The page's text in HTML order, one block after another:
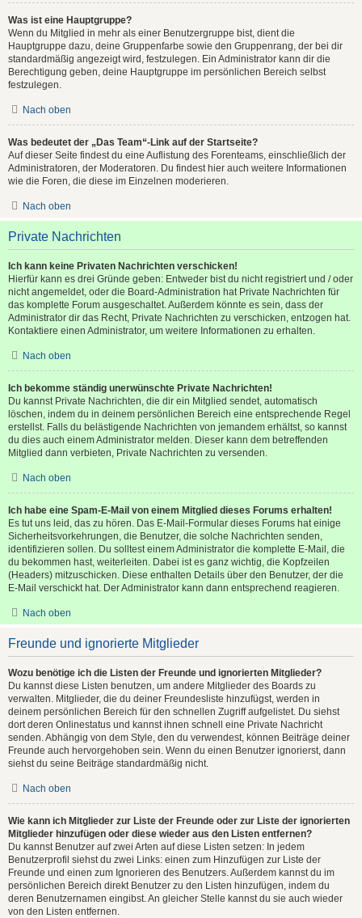
Was ist eine Hauptgruppe?
Wenn du Mitglied in mehr als einer Benutzergruppe bist, dient die
Hauptgruppe dazu, deine Gruppenfarbe sowie den Gruppenrang, der bei dir
standardmäßig angezeigt wird, festzulegen. Ein Administrator kann dir die
Berechtigung geben, deine Hauptgruppe im persönlichen Bereich selbst
festzulegen.
Nach oben
Was bedeutet der „Das Team“-Link auf der Startseite?
Auf dieser Seite findest du eine Auflistung des Forenteams, einschließlich der
Administratoren, der Moderatoren. Du findest hier auch weitere Informationen
wie die Foren, die diese im Einzelnen moderieren.
Nach oben
Private Nachrichten
Ich kann keine Privaten Nachrichten verschicken!
Hierfür kann es drei Gründe geben: Entweder bist du nicht registriert und / oder
nicht angemeldet, oder die Board-Administration hat Private Nachrichten für
das komplette Forum ausgeschaltet. Außerdem könnte es sein, dass der
Administrator dir das Recht, Private Nachrichten zu verschicken, entzogen hat.
Kontaktiere einen Administrator, um weitere Informationen zu erhalten.
Nach oben
Ich bekomme ständig unerwünschte Private Nachrichten!
Du kannst Private Nachrichten, die dir ein Mitglied sendet, automatisch
löschen, indem du in deinem persönlichen Bereich eine entsprechende Regel
erstellst. Falls du belästigende Nachrichten von jemandem erhältst, so kannst
du dies auch einem Administrator melden. Dieser kann dem betreffenden
Mitglied dann verbieten, Private Nachrichten zu versenden.
Nach oben
Ich habe eine Spam-E-Mail von einem Mitglied dieses Forums erhalten!
Es tut uns leid, das zu hören. Das E-Mail-Formular dieses Forums hat einige
Sicherheitsvorkehrungen, die Benutzer, die solche Nachrichten senden,
identifizieren sollen. Du solltest einem Administrator die komplette E-Mail, die
du bekommen hast, weiterleiten. Dabei ist es ganz wichtig, die Kopfzeilen
(Headers) mitzuschicken. Diese enthalten Details über den Benutzer, der die
E-Mail verschickt hat. Der Administrator kann dann entsprechend reagieren.
Nach oben
Freunde und ignorierte Mitglieder
Wozu benötige ich die Listen der Freunde und ignorierten Mitglieder?
Du kannst diese Listen benutzen, um andere Mitglieder des Boards zu
verwalten. Mitglieder, die du deiner Freundesliste hinzufügst, werden in
deinem persönlichen Bereich für den schnellen Zugriff aufgelistet. Du siehst
dort deren Onlinestatus und kannst ihnen schnell eine Private Nachricht
senden. Abhängig von dem Style, den du verwendest, können Beiträge deiner
Freunde auch hervorgehoben sein. Wenn du einen Benutzer ignorierst, dann
siehst du seine Beiträge standardmäßig nicht.
Nach oben
Wie kann ich Mitglieder zur Liste der Freunde oder zur Liste der ignorierten
Mitglieder hinzufügen oder diese wieder aus den Listen entfernen?
Du kannst Benutzer auf zwei Arten auf diese Listen setzen: In jedem
Benutzerprofil siehst du zwei Links: einen zum Hinzufügen zur Liste der
Freunde und einen zum Ignorieren des Benutzers. Außerdem kannst du im
persönlichen Bereich direkt Benutzer zu den Listen hinzufügen, indem du
deren Benutzernamen eingibst. An gleicher Stelle kannst du sie auch wieder
von den Listen entfernen.